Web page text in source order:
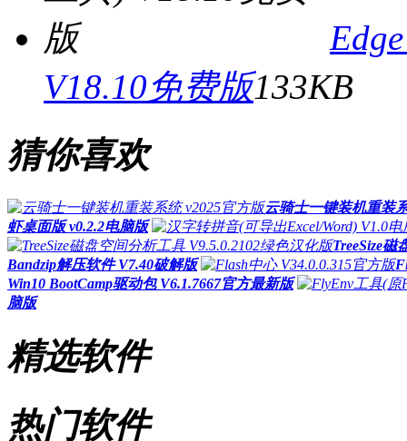
V18.10免费版133KB
猜你喜欢
云骑士一键装机重装
虾桌面版 v0.2.2电脑版
TreeSize磁
Bandzip解压软件 V7.40破解版
Win10 BootCamp驱动包 V6.1.7667官方最新版
脑版
精选软件
热门软件